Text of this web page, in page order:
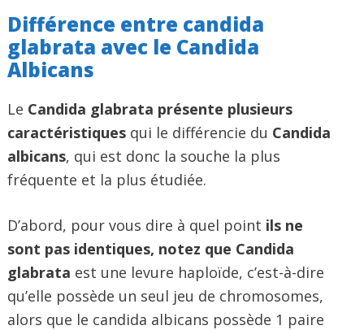
Différence entre candida
glabrata avec le Candida
Albicans
Le Candida glabrata présente plusieurs
caractéristiques qui le différencie du Candida
albicans, qui est donc la souche la plus
fréquente et la plus étudiée.
D’abord, pour vous dire à quel point ils ne
sont pas identiques, notez que Candida
glabrata est une levure haploïde, c’est-à-dire
qu’elle possède un seul jeu de chromosomes,
alors que le candida albicans possède 1 paire